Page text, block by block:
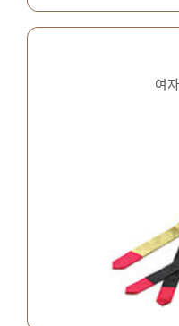
여